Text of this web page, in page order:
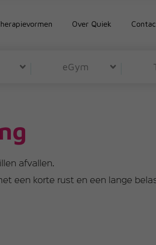
Over Quiek
eGym
afvallen.
een korte rust en een lange